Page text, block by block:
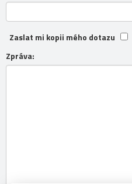
Zaslat mi kopii mého dotazu
Zpráva: